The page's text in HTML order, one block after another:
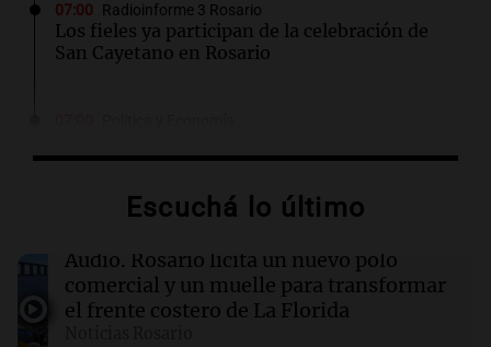
07:00 Radioinforme 3 Rosario
Los fieles ya participan de la celebración de
San Cayetano en Rosario
viernes 7 de agosto
Doble convicto con empleo estatal: la SENAF
asegura que se enteró por los medios
Escuchá lo último
Audio. Rosario licita un nuevo polo
comercial y un muelle para transformar
el frente costero de La Florida